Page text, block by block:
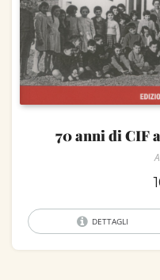
70 anni di CIF
DETTAGLI